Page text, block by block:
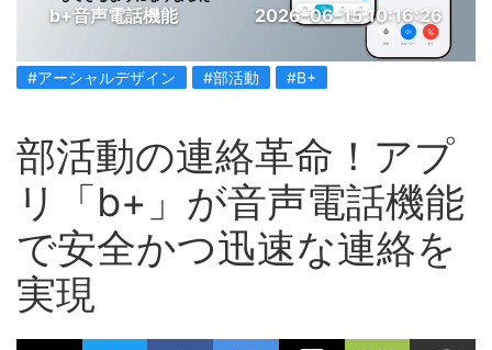
b+音声電話機能 2026-06-15 10:16:26
#アーシャルデザイン #部活動 #B+
部活動の連絡革命！アプ
リ「b+」が音声電話機能
で安全かつ迅速な連絡を
実現